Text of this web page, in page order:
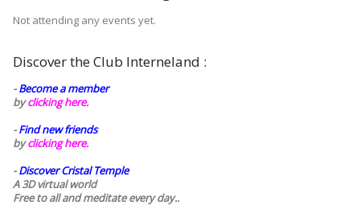
Not attending any events yet.
Discover the Club Interneland :
-Become a member
byclicking here.
-Find new friends
byclicking here.
-Discover Cristal Temple
A 3D virtual world
Free to all and meditate every day..